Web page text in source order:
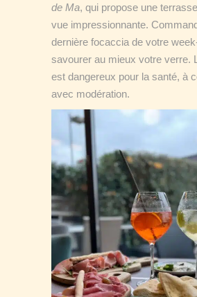
de Ma, qui propose une
vue impressionnante.
dernière focaccia de votre
savourer au mieux votre verre.
est dangereux pour la santé, à
avec modération.